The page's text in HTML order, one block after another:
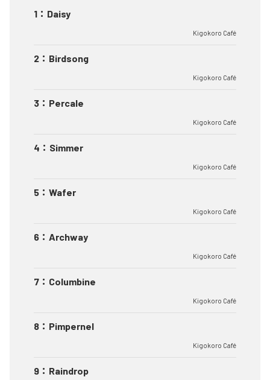
1 ： Daisy
Kigokoro Café
2 ： Birdsong
Kigokoro Café
3 ： Percale
Kigokoro Café
4 ： Simmer
Kigokoro Café
5 ： Wafer
Kigokoro Café
6 ： Archway
Kigokoro Café
7 ： Columbine
Kigokoro Café
8 ： Pimpernel
Kigokoro Café
9 ： Raindrop